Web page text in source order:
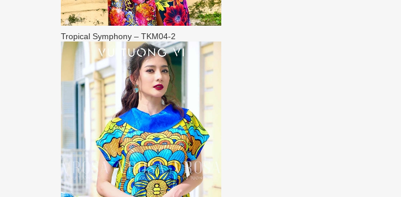
Tropical Symphony – TKM04-2